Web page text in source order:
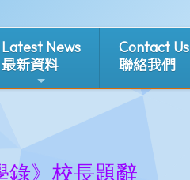
Latest News
最新資料
Contact Us
聯絡我們